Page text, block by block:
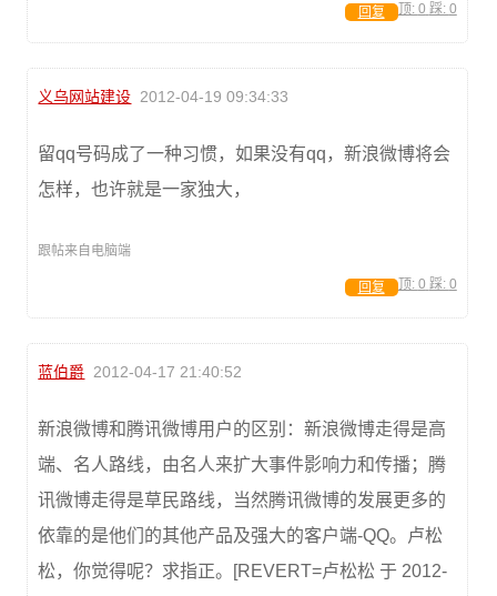
顶: 0 踩: 0
回复
义乌网站建设 2012-04-19 09:34:33
留qq号码成了一种习惯，如果没有qq，新浪微博将会
怎样，也许就是一家独大，
跟帖来自电脑端
顶: 0 踩: 0
回复
蓝伯爵 2012-04-17 21:40:52
新浪微博和腾讯微博用户的区别：新浪微博走得是高
端、名人路线，由名人来扩大事件影响力和传播；腾
讯微博走得是草民路线，当然腾讯微博的发展更多的
依靠的是他们的其他产品及强大的客户端-QQ。卢松
松，你觉得呢？求指正。[REVERT=卢松松 于 2012-